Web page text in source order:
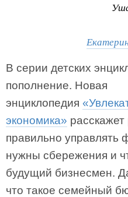
В серии детских
пополнение. Новая
энциклопедия
экономика» расскажет
правильно управлять
нужны сбережения и
будущий бизнесмен.
что такое семейный